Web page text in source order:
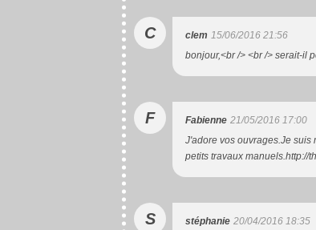
C clem 15/06/2016 21:56
bonjour,<br /> <br /> serait-il
F Fabienne 21/05/2016 17:00
J'adore vos ouvrages.Je suis
petits travaux manuels.http://
S stéphanie 20/04/2016 18:35